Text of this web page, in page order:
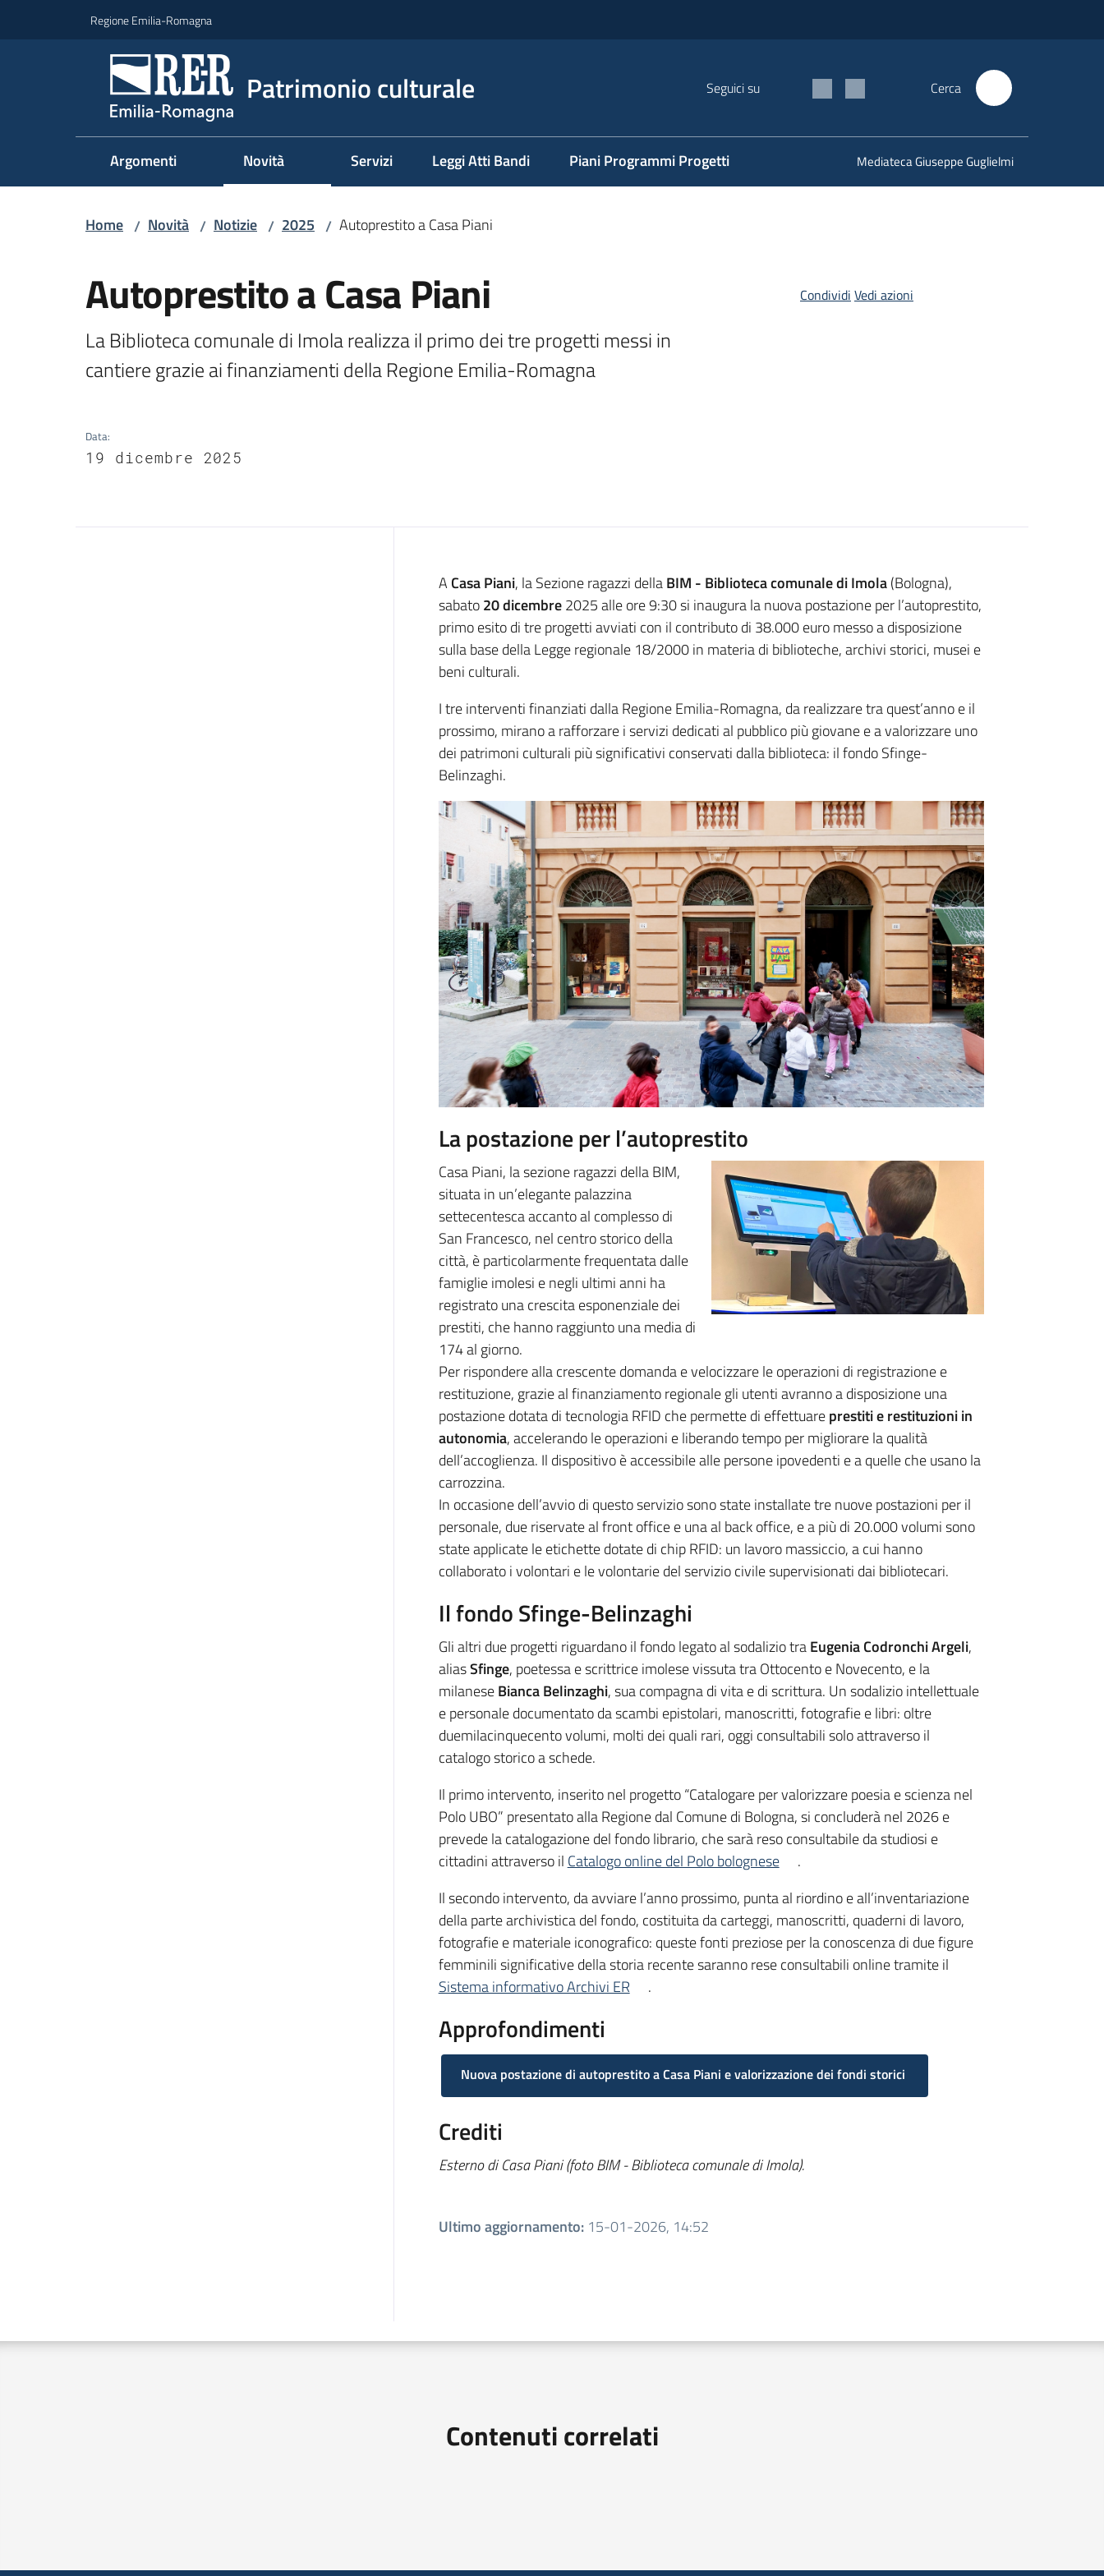
Regione Emilia-Romagna
Patrimonio culturale Seguici su Cerca
Argomenti Novità Servizi Leggi Atti Bandi Piani Programmi Progetti Mediateca Giuseppe Guglielmi
Home / Novità / Notizie / 2025 / Autoprestito a Casa Piani
Autoprestito a Casa Piani
La Biblioteca comunale di Imola realizza il primo dei tre progetti messi in
cantiere grazie ai finanziamenti della Regione Emilia-Romagna
Data:
19 dicembre 2025
Condividi Vedi azioni
Introduzione
A Casa Piani, la Sezione ragazzi dellaBIM - Biblioteca comunale di Imola(Bologna),
sabato20 dicembre2025 alle ore 9:30 si inaugura la nuova postazione per l’autoprestito,
primo esito di tre progetti avviati con il contributo di 38.000 euro messo a disposizione
sulla base della Legge regionale 18/2000 in materia di biblioteche, archivi storici, musei e
beni culturali.
I tre interventi finanziati dalla Regione Emilia-Romagna, da realizzare tra quest’anno e il
prossimo, mirano a rafforzare i servizi dedicati al pubblico più giovane e a valorizzare uno
dei patrimoni culturali più significativi conservati dalla biblioteca: il fondo Sfinge-
Belinzaghi.
La postazione per l’autoprestito
Casa Piani, la sezione ragazzi della BIM,
situata in un’elegante palazzina
settecentesca accanto al complesso di
San Francesco, nel centro storico della
città, è particolarmente frequentata dalle
famiglie imolesi e negli ultimi anni ha
registrato una crescita esponenziale dei
prestiti, che hanno raggiunto una media di
174 al giorno.
Per rispondere alla crescente domanda e velocizzare le operazioni di registrazione e
restituzione, grazie al finanziamento regionale gli utenti avranno a disposizione una
postazione dotata di tecnologia RFID che permette di effettuareprestiti e restituzioni in
autonomia, accelerando le operazioni e liberando tempo per migliorare la qualità
dell’accoglienza. Il dispositivo è accessibile alle persone ipovedenti e a quelle che usano la
carrozzina.
In occasione dell’avvio di questo servizio sono state installate tre nuove postazioni per il
personale, due riservate al front office e una al back office, e a più di 20.000 volumi sono
state applicate le etichette dotate di chip RFID: un lavoro massiccio, a cui hanno
collaborato i volontari e le volontarie del servizio civile supervisionati dai bibliotecari.
Il fondo Sfinge-Belinzaghi
Gli altri due progetti riguardano il fondo legato al sodalizio traEugenia Codronchi Argeli,
aliasSfinge, poetessa e scrittrice imolese vissuta tra Ottocento e Novecento, e la
milaneseBianca Belinzaghi, sua compagna di vita e di scrittura. Un sodalizio intellettuale
e personale documentato da scambi epistolari, manoscritti, fotografie e libri: oltre
duemilacinquecento volumi, molti dei quali rari, oggi consultabili solo attraverso il
catalogo storico a schede.
Il primo intervento, inserito nel progetto “Catalogare per valorizzare poesia e scienza nel
Polo UBO” presentato alla Regione dal Comune di Bologna, si concluderà nel 2026 e
prevede la catalogazione del fondo librario, che sarà reso consultabile da studiosi e
cittadini attraverso ilCatalogo online del Polo bolognese
.
Il secondo intervento, da avviare l’anno prossimo, punta al riordino e all’inventariazione
della parte archivistica del fondo, costituita da carteggi, manoscritti, quaderni di lavoro,
fotografie e materiale iconografico: queste fonti preziose per la conoscenza di due figure
femminili significative della storia recente saranno rese consultabili online tramite il
Sistema informativo Archivi ER
.
Approfondimenti
Nuova postazione di autoprestito a Casa Piani e valorizzazione dei fondi storici
Crediti
Esterno di Casa Piani (foto BIM - Biblioteca comunale di Imola).
Ultimo aggiornamento: 15-01-2026, 14:52
Contenuti correlati